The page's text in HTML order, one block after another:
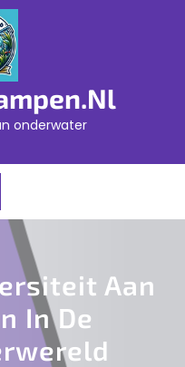
onderwater
Open
Aan
In De